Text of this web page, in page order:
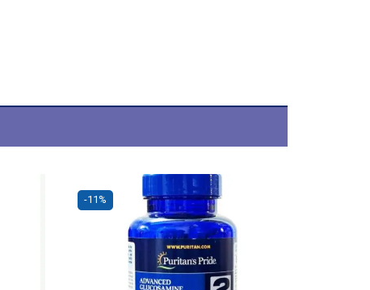
-11%